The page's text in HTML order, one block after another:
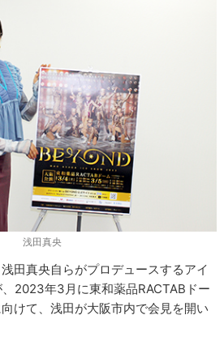
浅田真央
田真央自らがプロデュースするアイ
2023年3月に東和薬品RACTABドー
けて、浅田が大阪市内で会見を開い